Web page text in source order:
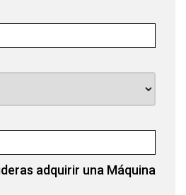
adquirir una Máquina